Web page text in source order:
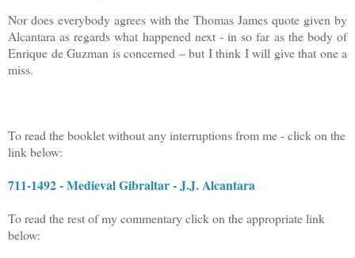
Nor does everybody agrees with the Thomas James quote given by
Alcantara as regards what happened next - in so far as the body of
Enrique de Guzman is concerned – but I think I will give that one a
miss.
To read the booklet without any interruptions from me - click on the
link below:
711-1492 - Medieval Gibraltar - J.J. Alcantara
To read the rest of my commentary click on the appropriate link
below: